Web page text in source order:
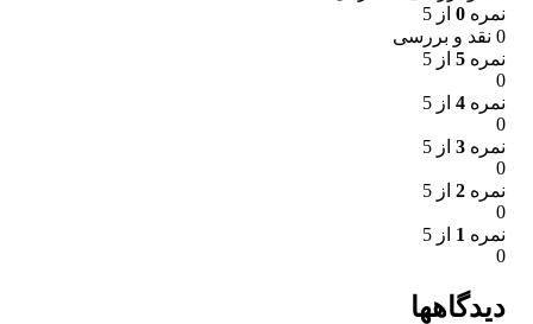
نمره 0 از 5
0 نقد و بررسی
نمره 5 از 5
0
نمره 4 از 5
0
نمره 3 از 5
0
نمره 2 از 5
0
نمره 1 از 5
0
دیدگاهها